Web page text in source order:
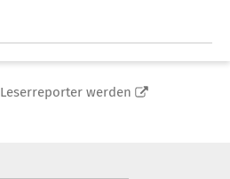
Leserreporter werden